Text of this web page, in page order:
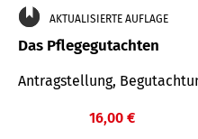
AKTUALISIERTE AUFLAGE
Das Pflegegutachten
Antragstellung,
16,00 €